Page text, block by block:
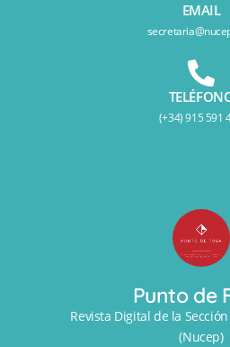
EMAIL
(+34) 915 591
Punto de
Revista Digital de la
(Nucep)